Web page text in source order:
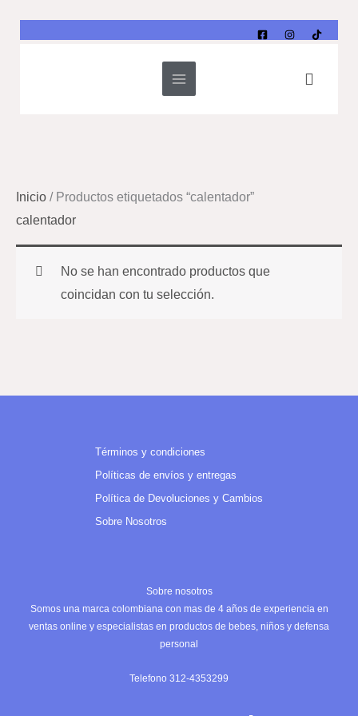
Buscar
Inicio / Productos etiquetados “calentador”
calentador
No se han encontrado productos que
coincidan con tu selección.
Términos y condiciones
Políticas de envíos y entregas
Política de Devoluciones y Cambios
Sobre Nosotros
Sobre nosotros
Somos una marca colombiana con mas de 4 años de experiencia en
ventas online y especialistas en productos de bebes, niños y defensa
personal
Telefono 312-4353299